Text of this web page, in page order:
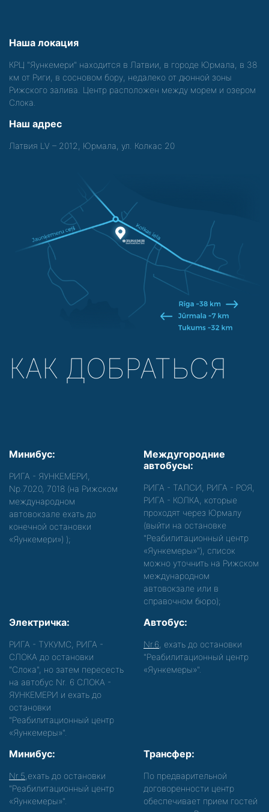
Наша локация
КРЦ "Яункемери" находится в Латвии, в городе Юрмала, в 38
км от Риги, в сосновом бору, недалеко от дюнной зоны
Рижского залива. Центр расположен между морем и озером
Слока.
Наш адрес
Латвия LV – 2012, Юрмала, ул. Колкас 20
КАК ДОБРАТЬСЯ
Минибус:
РИГА - ЯУНКЕМЕРИ,
Nр.7020, 7018 (на Рижском
международном
автовокзале ехать до
конечной остановки
«Яункемери») );
Междугородние
автобусы:
РИГА - ТАЛСИ, РИГА - РОЯ,
РИГА - КОЛКА, которые
проходят через Юрмалу
(выйти на остановке
"Реабилитационный центр
«Яункемеры»"), список
можно уточнить на Рижском
международном
автовокзале или в
справочном бюро);
Электричка:
РИГА - ТУКУМС, РИГА -
СЛОКА до остановки
"Слока", но затем пересесть
на автобус Nr. 6 СЛОКА -
ЯУНКЕМЕРИ и ехать до
остановки
"Реабилитационный центр
«Яункемеры»".
Автобус:
Nr.6 , ехать до остановки
"Реабилитационный центр
«Яункемеры»".
Минибус:
Nr.5 ,ехать до остановки
"Реабилитационный центр
«Яункемеры»".
Трансфер:
По предварительной
договоренности центр
обеспечивает прием гостей